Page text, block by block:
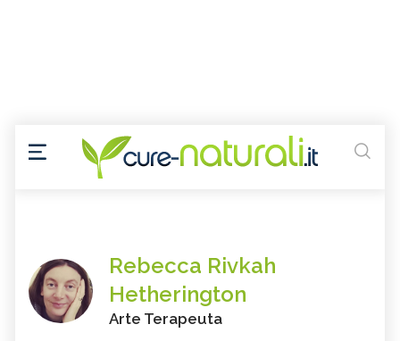
Rebecca Rivkah
Hetherington
Arte Terapeuta